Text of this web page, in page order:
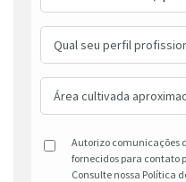
Autorizo comunicações
fornecidos para contato
Consulte nossa Política